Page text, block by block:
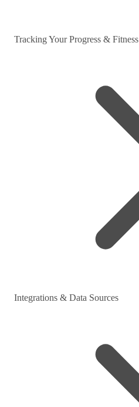
Tracking Your Progress & Fitness
Integrations & Data Sources